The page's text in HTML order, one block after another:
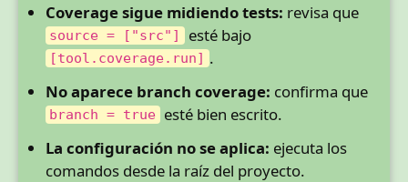
Coverage sigue midiendo tests: revisa que
source = ["src"] esté bajo
[tool.coverage.run] .
No aparece branch coverage: confirma que
branch = true esté bien escrito.
La configuración no se aplica: ejecuta los
comandos desde la raíz del proyecto.